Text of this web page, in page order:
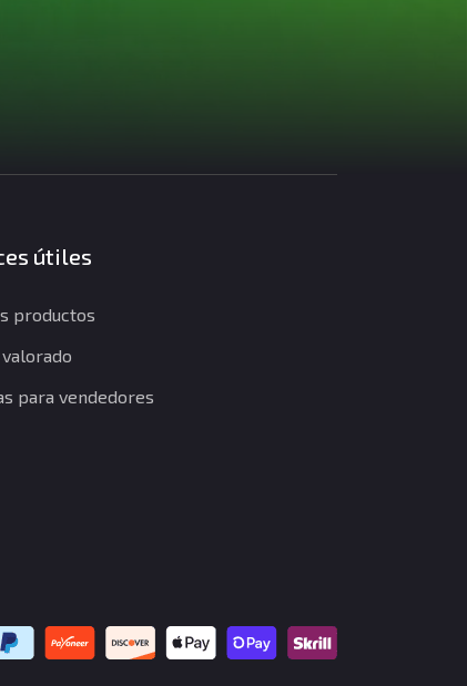
útiles
productos
para vendedores